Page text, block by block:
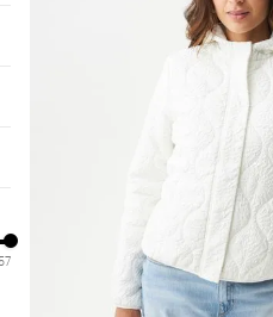
Compra rápida
AGREGAR AL CARRITO